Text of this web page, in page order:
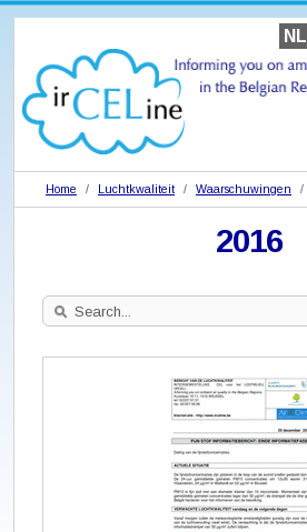
NL
Home Luchtkwaliteit Waarschuwingen
2016
Search
Site